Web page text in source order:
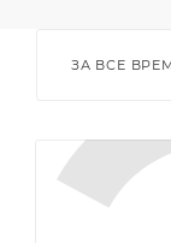
ЗА ВСЕ